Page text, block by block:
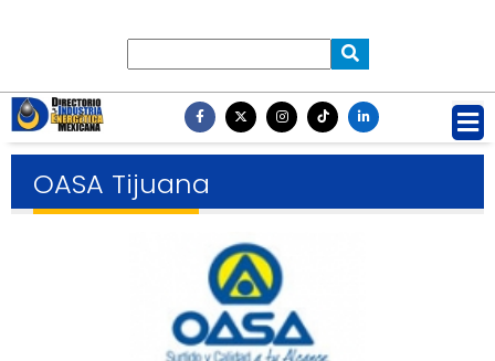
OASA Tijuana